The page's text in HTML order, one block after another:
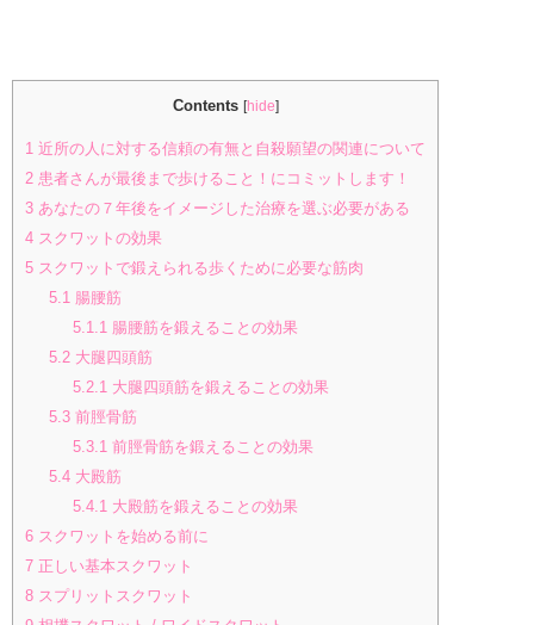
Contents [hide]
1 近所の人に対する信頼の有無と自殺願望の関連について
2 患者さんが最後まで歩けること！にコミットします！
3 あなたの７年後をイメージした治療を選ぶ必要がある
4 スクワットの効果
5 スクワットで鍛えられる歩くために必要な筋肉
5.1 腸腰筋
5.1.1 腸腰筋を鍛えることの効果
5.2大腿四頭筋
5.2.1 大腿四頭筋を鍛えることの効果
5.3前脛骨筋
5.3.1 前脛骨筋を鍛えることの効果
5.4大殿筋
5.4.1 大殿筋を鍛えることの効果
6 スクワットを始める前に
7 正しい基本スクワット
8 スプリットスクワット